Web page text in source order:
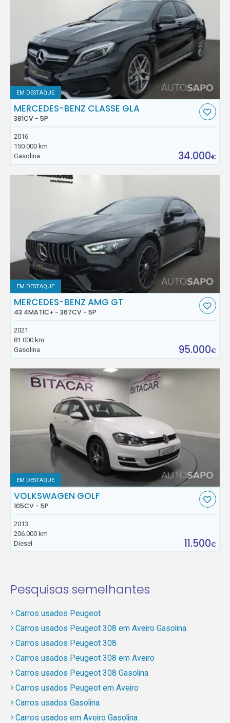
EM DESTAQUE
MERCEDES-BENZ CLASSE GLA
381CV - 5P
2016
150.000 km
Gasolina
34.000€
EM DESTAQUE
MERCEDES-BENZ AMG GT
43 4MATIC+ - 367CV - 5P
2021
81.000 km
Gasolina
95.000€
EM DESTAQUE
VOLKSWAGEN GOLF
105CV - 5P
2013
206.000 km
Diesel
11.500€
Pesquisas semelhantes
Carros usados Peugeot
Carros usados Peugeot 308 em Aveiro Gasolina
Carros usados Peugeot 308
Carros usados Peugeot 308 em Aveiro
Carros usados Peugeot 308 Gasolina
Carros usados Peugeot em Aveiro
Carros usados Gasolina
Carros usados em Aveiro Gasolina